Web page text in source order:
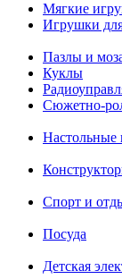
Мягкие
Игрушки
Пазлы и
Куклы
Сюжетно-
Настольные
Спорт и
Посуда
Детская